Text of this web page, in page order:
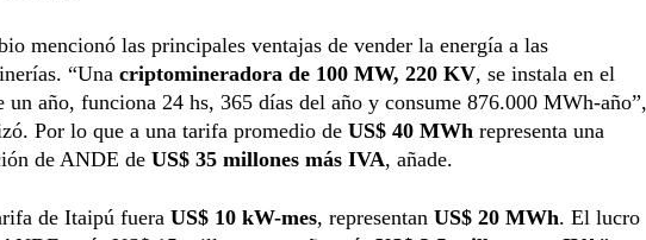
mencionó las principales ventajas de vender la energía a las
“Una criptomineradora de 100 MW, 220 KV, se instala en el
un año, funciona 24 hs, 365 días del año y consume 876.000 MWh-año”,
Por lo que a una tarifa promedio de US$ 40 MWh representa una
de ANDE de US$ 35 millones más IVA, añade.
de Itaipú fuera US$ 10 kW-mes, representan US$ 20 MWh. El lucro